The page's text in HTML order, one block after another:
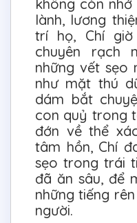
không còn nhớ
lành, lương
trí họ, Chí
chuyên rạch
những vết sẹo
như mặt thú
dám bắt
con quỷ trong
đớn về thể
tâm hồn, Chí
sẹo trong trái
đã ăn sâu, để
những tiếng
người.